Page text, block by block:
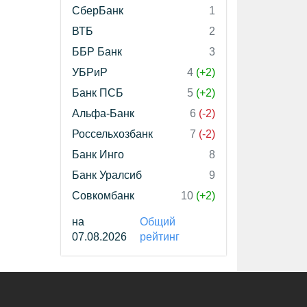
СберБанк
1
ВТБ
2
ББР Банк
3
УБРиР
4 (+2)
Банк ПСБ
5 (+2)
Альфа-Банк
6 (-2)
Россельхозбанк
7 (-2)
Банк Инго
8
Банк Уралсиб
9
Совкомбанк
10 (+2)
на
07.08.2026
Общий
рейтинг